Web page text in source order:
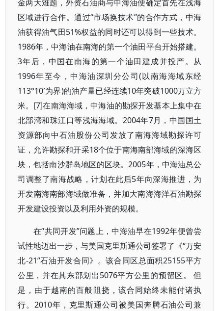
金两大难题，外资石油商与中海油便确定首先在浅海
区域进行合作。通过“市场换技术”的合作方式，中海
油获得油气田51%权益的同时还可以得到一些技术。
1986年，中海油在南海的第一个油田平台开始搭建。
3年后，中国在南海的第一个油田建成并投产。从
1996年至今，中海油深圳分公司(以南海海域东经
113°10′为界)的油产量已经连续10年突破1000万立方
米。[7]在南海海域，中海油的勘探开发基本上集中在
北部湾和珠江口等浅海海域。2004年7月，中国国土
资源部向中石油股份公司发放了南海海域勘探许可
证，允许勘探和开采18个位于南海南部海域的深海区
块，包括南沙群岛地区的区块。2005年，中海油总公
司调整了南海战略，计划在此后5年向深海推进，为
开发南海南部海域做准备，并加大南海海洋石油勘探
开发建设投资以及利用外资的规模。
在“共同开发”问题上，中海油早在1992年便曾尝
试性地迈出一步，与美国克里斯通公司签署了《“万安
北-21”石油开发合同》。该合同区总面积25155平方
公里，并在其东部划出5076平方公里的预留区。 但
是，由于越南的百般阻挠，该合同始终未能付诸执
行。2010年，克里斯通公司被美国奔腾石油公司兼